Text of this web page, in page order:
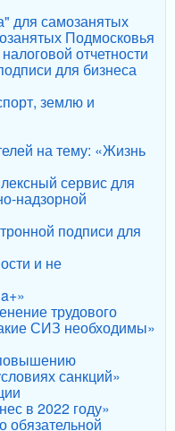
для самозанятых
Подмосковья
отчетности
для бизнеса
землю и
на тему: «Жизнь
сервис для
надзорной
подписи для
и не
трудового
СИЗ необходимы»
санкций»
в 2022 году»